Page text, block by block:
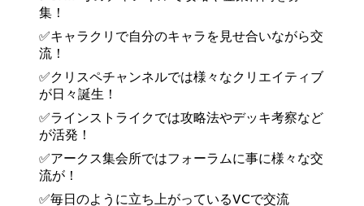
集！
✅キャラクリで自分のキャラを見せ合いながら交
流！
✅クリスペチャンネルでは様々なクリエイティブ
が日々誕生！
✅ラインストライクでは攻略法やデッキ考察など
が活発！
✅アークス集会所ではフォーラムに事に様々な交
流が！
✅毎日のように立ち上がっているVCで交流